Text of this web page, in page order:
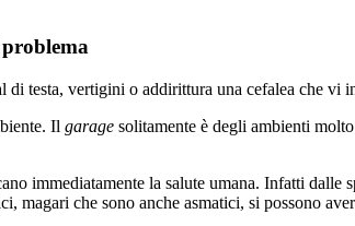
di testa, vertigini o addirittura una cefalea che vi
Il garage solitamente è degli ambienti
immediatamente la salute umana. Infatti
magari che sono anche asmatici, si possono